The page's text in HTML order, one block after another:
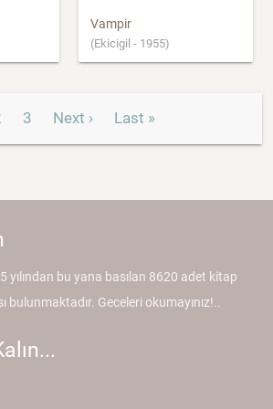
Vampir
(Ekicigil - 1955)
3 Next › Last »
bu yana basılan 8620 adet kitap
bulunmaktadır. Geceleri okumayınız!..